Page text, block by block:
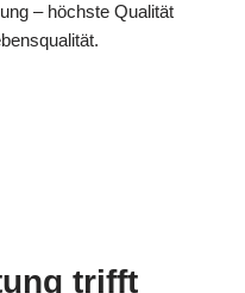
– höchste Qualität
trifft